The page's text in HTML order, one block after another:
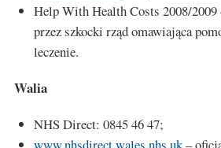
Help With Health Costs 2008/2009
przez szkocki rząd omawiająca
leczenie.
Walia
NHS Direct: 0845 46 47;
www.nhsdirect.wales.nhs.uk–